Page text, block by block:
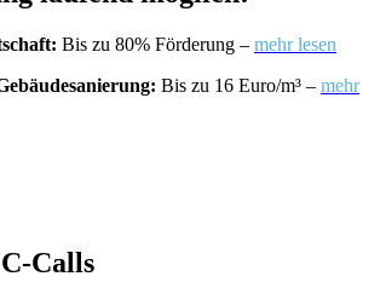
Bis zu 80% Förderung – mehr lesen
Bis zu 16 Euro/m³ – mehr
Calls